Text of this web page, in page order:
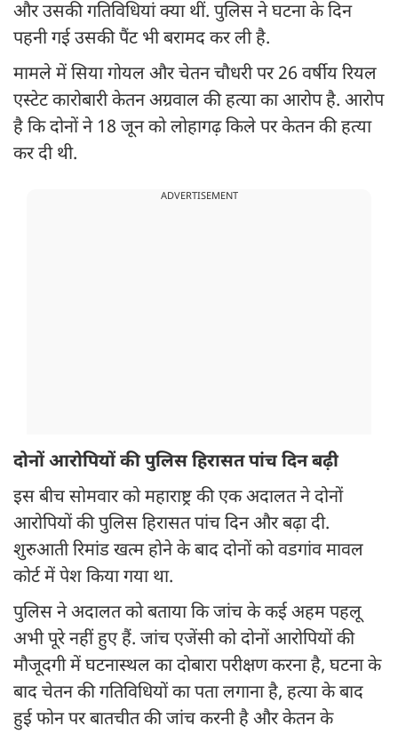
और उसकी गतिविधियां क्या थीं. पुलिस ने घटना के दिन
पहनी गई उसकी पैंट भी बरामद कर ली है.
मामले में सिया गोयल और चेतन चौधरी पर 26 वर्षीय रियल
एस्टेट कारोबारी केतन अग्रवाल की हत्या का आरोप है. आरोप
है कि दोनों ने 18 जून को लोहागढ़ किले पर केतन की हत्या
कर दी थी.
ADVERTISEMENT
दोनों आरोपियों की पुलिस हिरासत पांच दिन बढ़ी
इस बीच सोमवार को महाराष्ट्र की एक अदालत ने दोनों
आरोपियों की पुलिस हिरासत पांच दिन और बढ़ा दी.
शुरुआती रिमांड खत्म होने के बाद दोनों को वडगांव मावल
कोर्ट में पेश किया गया था.
पुलिस ने अदालत को बताया कि जांच के कई अहम पहलू
अभी पूरे नहीं हुए हैं. जांच एजेंसी को दोनों आरोपियों की
मौजूदगी में घटनास्थल का दोबारा परीक्षण करना है, घटना के
बाद चेतन की गतिविधियों का पता लगाना है, हत्या के बाद
हुई फोन पर बातचीत की जांच करनी है और केतन के